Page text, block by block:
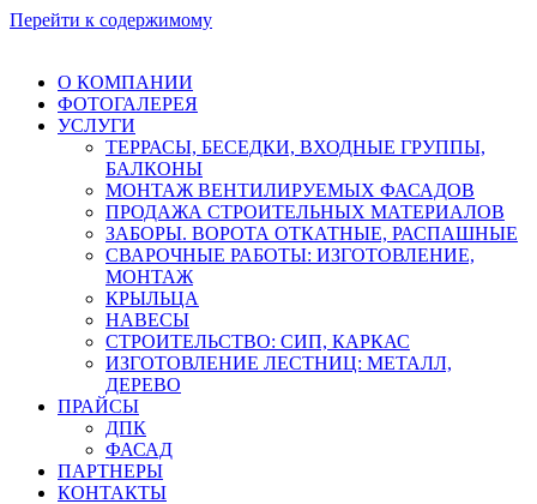
Перейти к содержимому
О КОМПАНИИ
ФОТОГАЛЕРЕЯ
УСЛУГИ
ТЕРРАСЫ, БЕСЕДКИ, ВХОДНЫЕ ГРУППЫ,
БАЛКОНЫ
МОНТАЖ ВЕНТИЛИРУЕМЫХ ФАСАДОВ
ПРОДАЖА СТРОИТЕЛЬНЫХ МАТЕРИАЛОВ
ЗАБОРЫ. ВОРОТА ОТКАТНЫЕ, РАСПАШНЫЕ
СВАРОЧНЫЕ РАБОТЫ: ИЗГОТОВЛЕНИЕ,
МОНТАЖ
КРЫЛЬЦА
НАВЕСЫ
СТРОИТЕЛЬСТВО: СИП, КАРКАС
ИЗГОТОВЛЕНИЕ ЛЕСТНИЦ: МЕТАЛЛ,
ДЕРЕВО
ПРАЙСЫ
ДПК
ФАСАД
ПАРТНЕРЫ
КОНТАКТЫ